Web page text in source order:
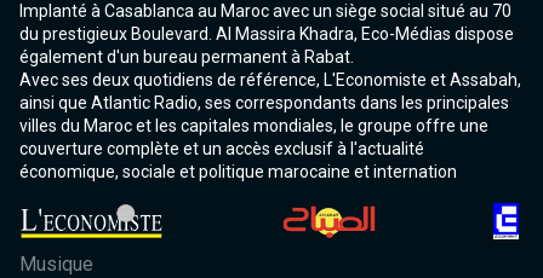
Implanté à Casablanca au Maroc avec un siège social situé au 70
du prestigieux Boulevard. Al Massira Khadra, Eco-Médias dispose
également d'un bureau permanent à Rabat.
Avec ses deux quotidiens de référence, L'Economiste et Assabah,
ainsi que Atlantic Radio, ses correspondants dans les principales
villes du Maroc et les capitales mondiales, le groupe offre une
couverture complète et un accès exclusif à l'actualité
économique, sociale et politique marocaine et internation
Musique